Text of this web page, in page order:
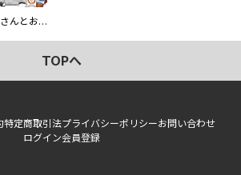
僕と嫁さんとお酒の関係
TOPへ
特定商取引法プライバシーポリシーお問い合わせ
ログイン会員登録